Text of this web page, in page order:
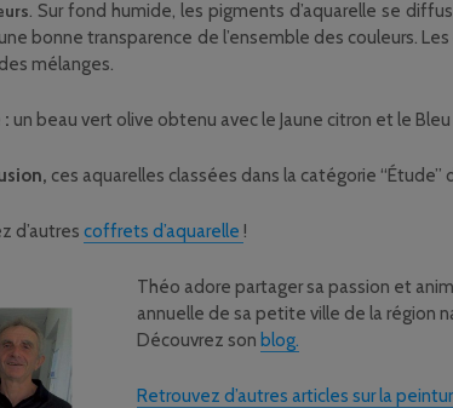
. Sur fond humide, les pigments d’aquarelle se
bonne transparence de l’ensemble des couleurs.
mélanges.
: un beau vert olive obtenu avec le Jaune citron et le
ces aquarelles classées dans la catégorie
d’autres coffrets d’aquarelle !
Théo adore partager sa passion et
annuelle de sa petite ville de la région
Découvrez son blog.
Retrouvez d’autres articles sur la